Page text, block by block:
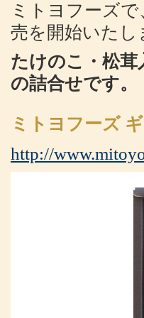
ミトヨフーズ
売を開始いたし
たけのこ・松茸
の詰合せです。
ミトヨフーズ
http://